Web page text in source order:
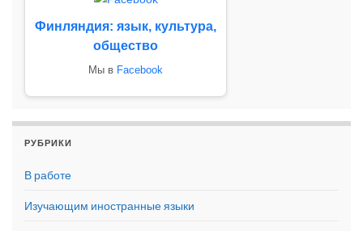
Финляндия: язык, культура,
общество
Мы в Facebook
РУБРИКИ
В работе
Изучающим иностранные языки